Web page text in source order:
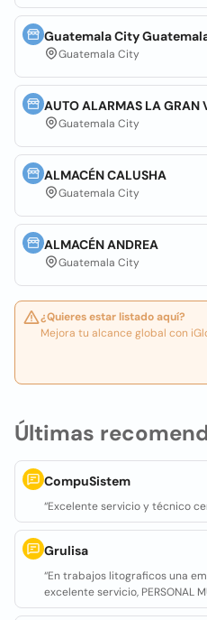
Guatemala City
Guatemala City
AUTO ALARMAS LA GRAN
Guatemala City
ALMACÉN CALUSHA
Guatemala City
ALMACÉN ANDREA
Guatemala City
¿Quieres estar listado aquí?
Mejora tu alcance global con
Últimas
CompuSistem
“Excelente servicio y técnico
Grulisa
“En trabajos litograficos una
excelente servicio, PERSONAL